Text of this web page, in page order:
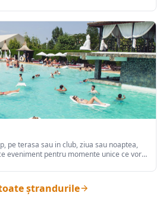
pe terasa sau in club, ziua sau noaptea,
si clubul va imbie in fiecare zi ...
ștrandurile